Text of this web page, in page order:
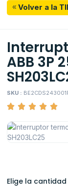
Volver a la
ABB 3P
SKU :
Elige la